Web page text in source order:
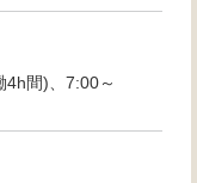
4h間)、7:00～